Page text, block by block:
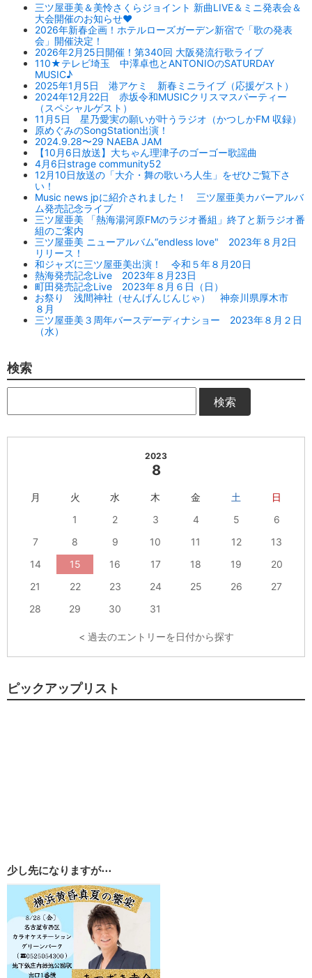
三ツ屋亜美＆美怜さくらジョイント 新曲LIVE＆ミニ発表会＆
大会開催のお知らせ♥
2026年新春企画！ホテルローズガーデン新宿で「歌の発表
会」開催決定！
2026年2月25日開催！第340回 大阪発流行歌ライブ
110★テレビ埼玉 中澤卓也とANTONIOのSATURDAY
MUSIC♪
2025年1月5日 港アケミ 新春ミニライブ（応援ゲスト）
2024年12月22日 赤坂令和MUSICクリスマスパーティー
（スペシャルゲスト）
11月5日 星乃愛実の願いが叶うラジオ（かつしかFM 収録）
原めぐみのSongStation出演！
2024.9.28〜29 NAEBA JAM
【10月6日放送】大ちゃん理津子のゴーゴー歌謡曲
4月6日strage community52
12月10日放送の「大介・舞の歌いろ人生」をぜひご覧下さ
い！
Music news jpに紹介されました！ 三ツ屋亜美カバーアルバ
ム発売記念ライブ
三ツ屋亜美 「熱海湯河原FMのラジオ番組」終了と新ラジオ番
組のご案内
三ツ屋亜美 ニューアルバム“endless love" 2023年８月2日
リリース！
和ジャズに三ツ屋亜美出演！ 令和５年８月20日
熱海発売記念Live 2023年８月23日
町田発売記念Live 2023年８月６日（日）
お祭り 浅間神社（せんげんじんじゃ） 神奈川県厚木市
８月
三ツ屋亜美３周年バースデーディナショー 2023年８月２日
（水）
検索
検索
2023
8
月 火 水 木 金 土
日
1
2 3 4 5
6
7
8 9 10 11 12
13
14
15 16 17 18 19
20
21
22 23 24 25 26
27
28
29 30 31
< 過去のエントリーを日付から探す
ピックアップリスト
少し先になりますが⋯